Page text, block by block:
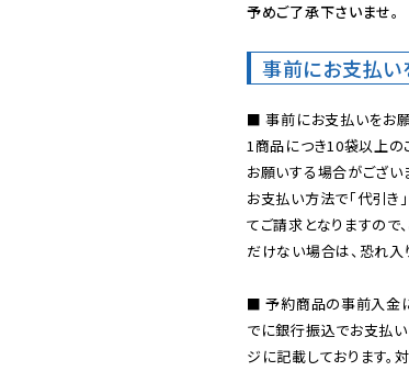
予めご了承下さいませ。
事前にお支払い
■ 事前にお支払いをお
1商品につき10袋以上の
お願いする場合がござい
お支払い方法で「代引き
てご請求となりますので
だけない場合は、恐れ入
■ 予約商品の事前入金
でに銀行振込でお支払
ジに記載しております。